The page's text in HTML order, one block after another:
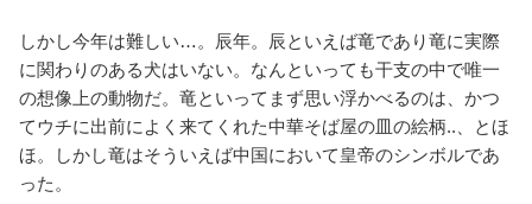
しかし今年は難しい…。辰年。辰といえば竜であり竜に実際
に関わりのある犬はいない。なんといっても干支の中で唯一
の想像上の動物だ。竜といってまず思い浮かべるのは、かつ
てウチに出前によく来てくれた中華そば屋の皿の絵柄..、とほ
ほ。しかし竜はそういえば中国において皇帝のシンボルであ
った。